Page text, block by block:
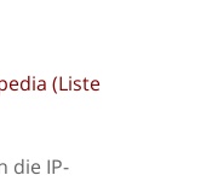
(Liste
die IP-